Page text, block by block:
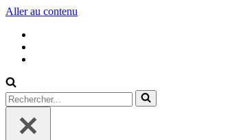
Aller au contenu
Rechercher...